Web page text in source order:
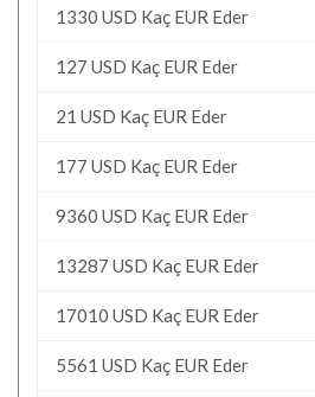
1330 USD Kaç EUR Eder
127 USD Kaç EUR Eder
21 USD Kaç EUR Eder
177 USD Kaç EUR Eder
9360 USD Kaç EUR Eder
13287 USD Kaç EUR Eder
17010 USD Kaç EUR Eder
5561 USD Kaç EUR Eder